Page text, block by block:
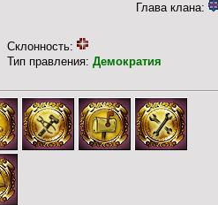
Глава клана:
Склонность:
Тип правления: Демократия